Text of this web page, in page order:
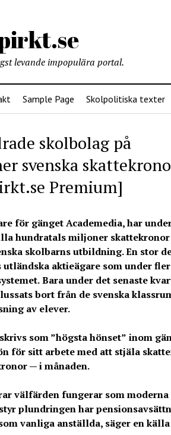
levande impopulära portal.
Sample Page Skolpolitiska texter
skolbolag på
svenska
Premium]
för gänget Academedia, har
hundratals miljoner skattekronor
skolbarns utbildning. En stor
utländska aktieägare som under
Bara under det senaste
bort från de svenska
av elever.
som ”högsta hönset” inom
för sitt arbete med att stjäla
— i månaden.
välfärden fungerar som moderna
plundringen har
vanliga anställda, säger en